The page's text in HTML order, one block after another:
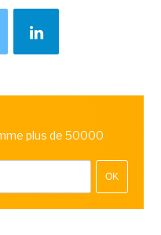
plus de 50000
OK